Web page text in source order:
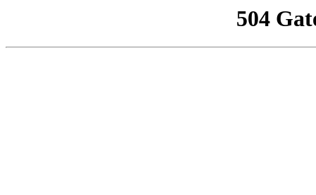
504